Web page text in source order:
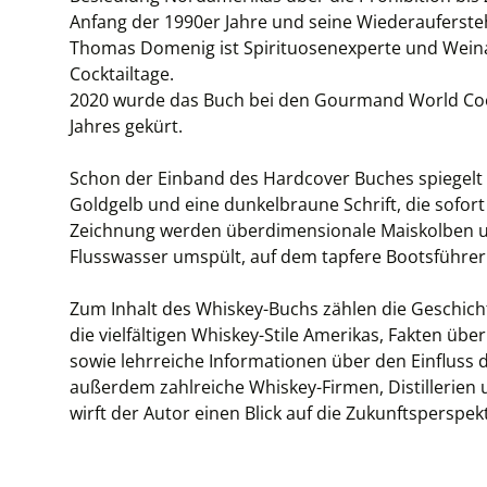
Anfang der 1990er Jahre und seine
Thomas Domenig ist Spirituosenexperte und
Cocktailtage.
2020 wurde das Buch bei den Gourmand World
Jahres gekürt.
Schon der Einband des Hardcover Buches
Goldgelb und eine dunkelbraune Schrift, die
Zeichnung werden überdimensionale Maiskolben
Flusswasser umspült, auf dem tapfere
Zum Inhalt des Whiskey-Buchs zählen die
die vielfältigen Whiskey-Stile Amerikas, Fakten
sowie lehrreiche Informationen über den Einfluss
außerdem zahlreiche Whiskey-Firmen,
wirft der Autor einen Blick auf die